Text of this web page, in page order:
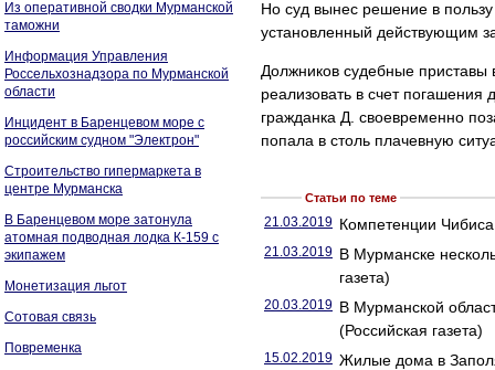
Из оперативной сводки Мурманской
таможни
Информация Управления
Россельхознадзора по Мурманской
области
Инцидент в Баренцевом море с
российским судном "Электрон"
Строительство гипермаркета в
центре Мурманска
В Баренцевом море затонула
атомная подводная лодка К-159 с
экипажем
Монетизация льгот
Сотовая связь
Повременка
Но суд вынес решение в
установленный действующим
Должников судебные
реализовать в счет
гражданка Д. своевременно
попала в столь плачевную
Статьи по теме
21.03.2019 Компетенции
21.03.2019 В Мурманске
газета)
20.03.2019 В Мурманской
(Российская газета)
15.02.2019 Жилые дома в